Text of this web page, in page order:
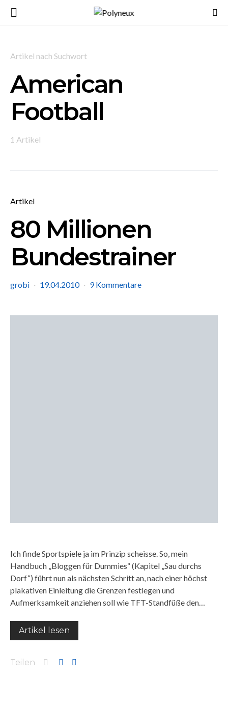
Artikel nach Suchwort
American
Football
1 Artikel
Artikel
80 Millionen
Bundestrainer
grobi 19.04.2010 9 Kommentare
Ich finde Sportspiele ja im Prinzip scheisse. So, mein
Handbuch „Bloggen für Dummies“ (Kapitel „Sau durchs
Dorf“) führt nun als nächsten Schritt an, nach einer höchst
plakativen Einleitung die Grenzen festlegen und
Aufmerksamkeit anziehen soll wie TFT-Standfüße den…
Artikel lesen
Teilen